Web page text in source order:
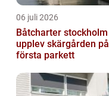
06 juli 2026
Båtcharter stockholm
upplev skärgården på
första parkett